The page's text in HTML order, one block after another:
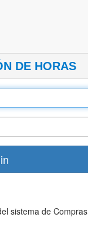
DE HORAS
sistema de Compras